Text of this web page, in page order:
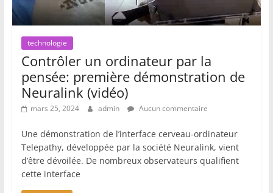
technologie
Contrôler un ordinateur par la
pensée: première démonstration de
Neuralink (vidéo)
mars 25, 2024 admin Aucun commentaire
Une démonstration de l’interface cerveau-ordinateur
Telepathy, développée par la société Neuralink, vient
d’être dévoilée. De nombreux observateurs qualifient
cette interface